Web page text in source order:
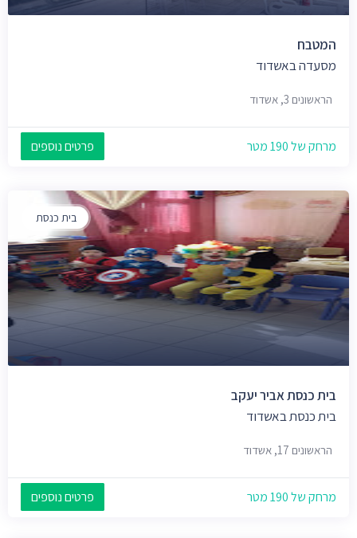
המטבח
מסעדה באשדוד
הראשונים 3, אשדוד
מרחק של 190 מטר פרטים נוספים
בית כנסת
בית כנסת אביר יעקב
בית כנסת באשדוד
הראשונים 17, אשדוד
מרחק של 190 מטר פרטים נוספים